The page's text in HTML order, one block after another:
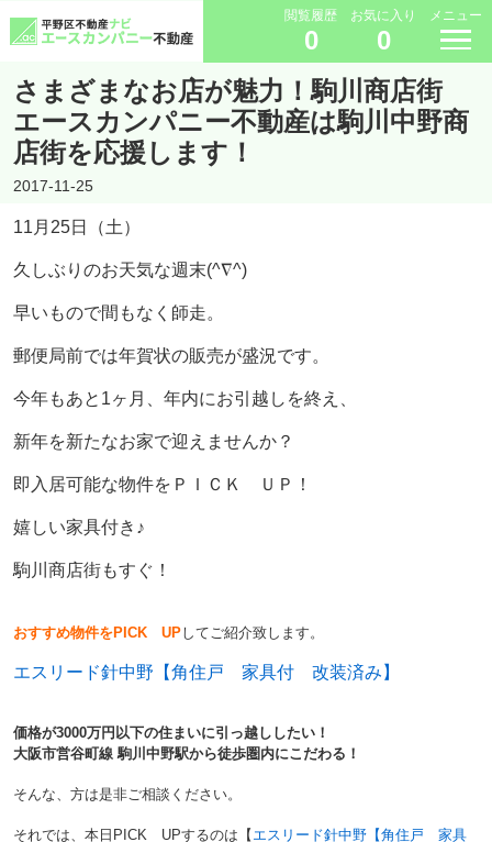
閲覧履歴
0
お気に入り
0
メニュー
さまざまなお店が魅力！駒川商店街
エースカンパニー不動産は駒川中野商
店街を応援します！
2017-11-25
11月25日（土）
久しぶりのお天気な週末(^∇^)
早いもので間もなく師走。
郵便局前では年賀状の販売が盛況です。
今年もあと1ヶ月、年内にお引越しを終え、
新年を新たなお家で迎えませんか？
即入居可能な物件をＰＩＣＫ ＵＰ！
嬉しい家具付き♪
駒川商店街もすぐ！
おすすめ物件をPICK UPしてご紹介致します。
エスリード針中野【角住戸 家具付 改装済み】
価格が3000万円以下の住まいに引っ越ししたい！
大阪市営谷町線 駒川中野駅から徒歩圏内にこだわる！
そんな、方は是非ご相談ください。
それでは、本日PICK UPするのは【 エスリード針中野【角住戸 家具